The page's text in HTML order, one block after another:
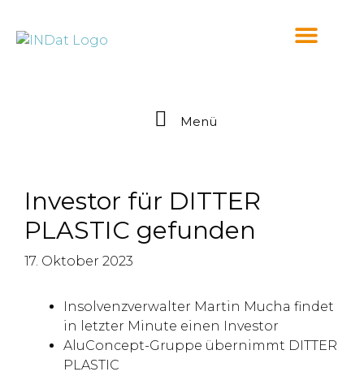
Menü
Investor für DITTER
PLASTIC gefunden
17. Oktober 2023
Insolvenzverwalter Martin Mucha findet
in letzter Minute einen Investor
AluConcept-Gruppe übernimmt DITTER
PLASTIC